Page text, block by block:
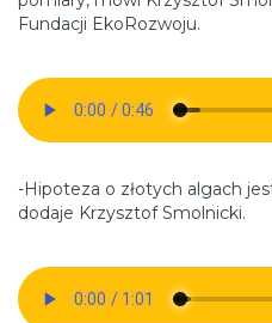
Fundacji EkoRozwoju.
-Hipoteza o złotych algach
dodaje Krzysztof Smolnicki.